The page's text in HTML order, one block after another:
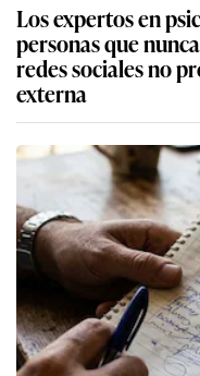
Los expertos en
personas que
redes sociales no
externa